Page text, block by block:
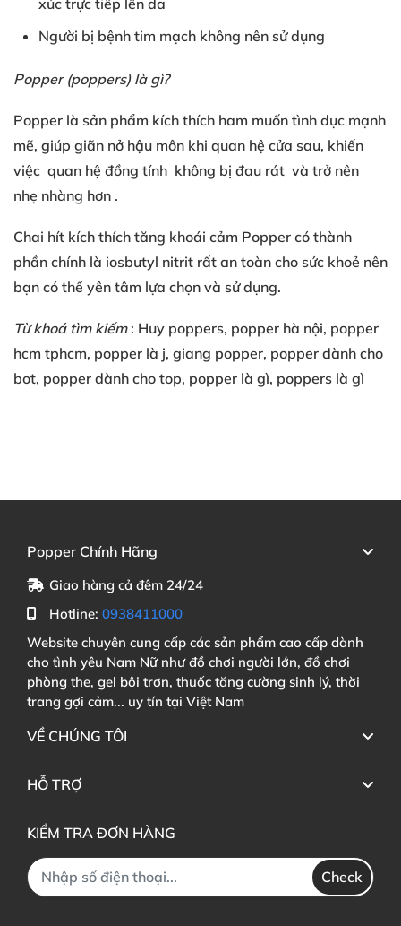
Người bị bệnh tim mạch không nên sử dụng
Popper (poppers) là gì?
Popper là sản phẩm kích thích ham muốn tình dục mạnh
mẽ, giúp giãn nở hậu môn khi quan hệ cửa sau, khiến
việc quan hệ đồng tính không bị đau rát và trở nên
nhẹ nhàng hơn .
Chai hít kích thích tăng khoái cảm Popper có thành
phần chính là iosbutyl nitrit rất an toàn cho sức khoẻ nên
bạn có thể yên tâm lựa chọn và sử dụng.
Từ khoá tìm kiếm : Huy poppers, popper hà nội, popper
hcm tphcm, popper là j, giang popper, popper dành cho
bot, popper dành cho top, popper là gì, poppers là gì
Popper Chính Hãng
Giao hàng cả đêm 24/24
Hotline: 0938411000
Website chuyên cung cấp các sản phẩm cao cấp dành
cho tình yêu Nam Nữ như đồ chơi người lớn, đồ chơi
phòng the, gel bôi trơn, thuốc tăng cường sinh lý, thời
trang gợi cảm... uy tín tại Việt Nam
VỀ CHÚNG TÔI
HỖ TRỢ
KIỂM TRA ĐƠN HÀNG
Check